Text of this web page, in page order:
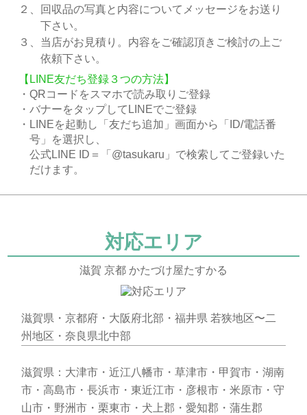
２、回収品の写真と内容についてメッセージをお送り
下さい。
３、当店がお見積り。内容をご確認頂きご検討の上ご
依頼下さい。
【LINE友だち登録３つの方法】
・QRコードをスマホで読み取りご登録
・バナーをタップしてLINEでご登録
・LINEを起動し「友だち追加」画面から「ID/電話番
号」を選択し、
公式LINE ID＝「@tasukaru」で検索してご登録いた
だけます。
対応エリア
滋賀 京都 かたづけ屋たすかる
滋賀県・京都府・大阪府北部・福井県 若狭地区〜二
州地区・奈良県北中部
滋賀県：大津市・近江八幡市・草津市・甲賀市・湖南
市・高島市・長浜市・東近江市・彦根市・米原市・守
山市・野洲市・栗東市・犬上郡・愛知郡・蒲生郡